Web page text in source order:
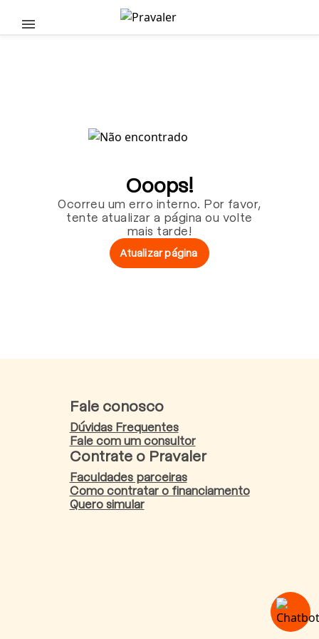
Pular para o conteúdo principal
Ooops!
Ocorreu um erro interno. Por favor,
tente atualizar a página ou volte
mais tarde!
Atualizar página
Fale conosco
Dúvidas Frequentes
Fale com um consultor
Contrate o Pravaler
Faculdades parceiras
Como contratar o financiamento
Quero simular